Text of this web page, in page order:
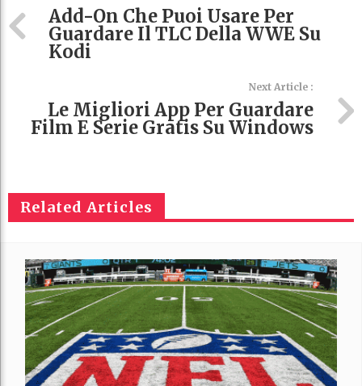
Add-On Che Puoi Usare Per
Guardare Il TLC Della WWE Su
Kodi
Next Article :
Le Migliori App Per Guardare
Film E Serie Gratis Su Windows
Related Articles